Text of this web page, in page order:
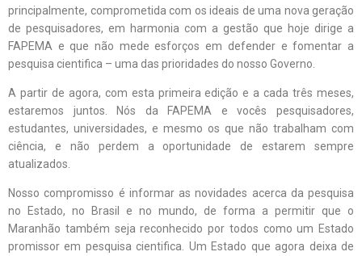
principalmente, comprometida com os ideais de uma nova geração
de pesquisadores, em harmonia com a gestão que hoje dirige a
FAPEMA e que não mede esforços em defender e fomentar a
pesquisa cientifica – uma das prioridades do nosso Governo.
A partir de agora, com esta primeira edição e a cada três meses,
estaremos juntos. Nós da FAPEMA e vocês pesquisadores,
estudantes, universidades, e mesmo os que não trabalham com
ciência, e não perdem a oportunidade de estarem sempre
atualizados.
Nosso compromisso é informar as novidades acerca da pesquisa
no Estado, no Brasil e no mundo, de forma a permitir que o
Maranhão também seja reconhecido por todos como um Estado
promissor em pesquisa cientifica. Um Estado que agora deixa de